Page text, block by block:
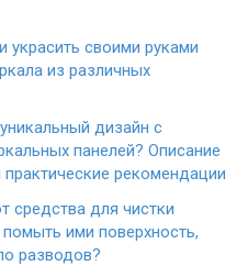
украсить своими руками
из различных
дизайн с
панелей? Описание
практические рекомендации
средства для чистки
помыть ими поверхность,
разводов?